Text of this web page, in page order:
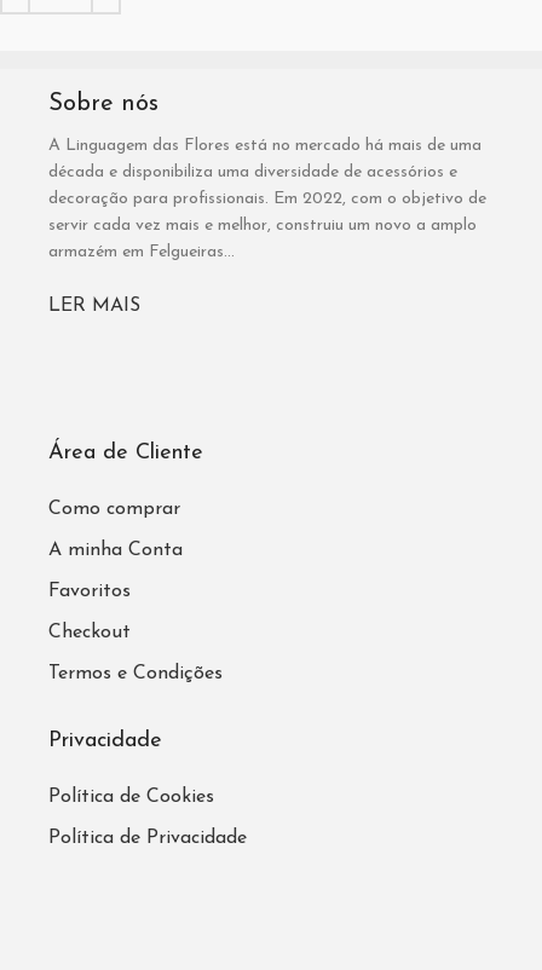
Sobre nós
A Linguagem das Flores está no mercado há mais de uma
década e disponibiliza uma diversidade de acessórios e
decoração para profissionais. Em 2022, com o objetivo de
servir cada vez mais e melhor, construiu um novo a amplo
armazém em Felgueiras...
LER MAIS
Área de Cliente
Como comprar
A minha Conta
Favoritos
Checkout
Termos e Condições
Privacidade
Política de Cookies
Política de Privacidade